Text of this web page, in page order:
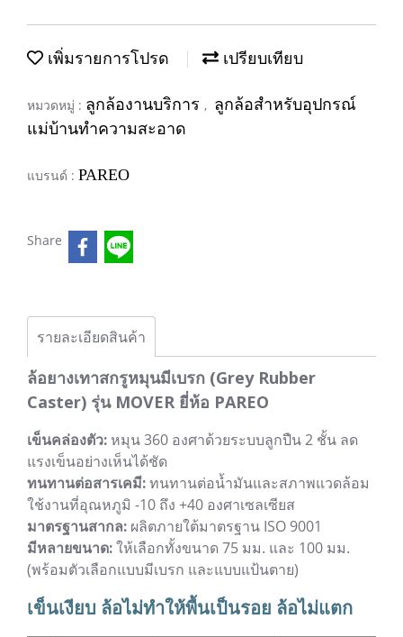
เพิ่มรายการโปรด เปรียบเทียบ
หมวดหมู่ : ลูกล้องานบริการ , ลูกล้อสำหรับอุปกรณ์
แม่บ้านทำความสะอาด
แบรนด์ : PAREO
Share
รายละเอียดสินค้า
ล้อยางเทาสกรูหมุนมีเบรก (Grey Rubber
Caster) รุ่น MOVER ยี่ห้อ PAREO
เข็นคล่องตัว: หมุน 360 องศาด้วยระบบลูกปืน 2 ชั้น ลด
แรงเข็นอย่างเห็นได้ชัด
ทนทานต่อสารเคมี:ทนทานต่อน้ำมันและสภาพแวดล้อม
ใช้งานที่อุณหภูมิ -10 ถึง +40 องศาเซลเซียส
มาตรฐานสากล: ผลิตภายใต้มาตรฐาน ISO 9001
มีหลายขนาด:ให้เลือกทั้งขนาด 75 มม. และ 100 มม.
(พร้อมตัวเลือกแบบมีเบรก และแบบแป้นตาย)
เข็นเงียบ ล้อไม่ทำให้พื้นเป็นรอย ล้อไม่แตก